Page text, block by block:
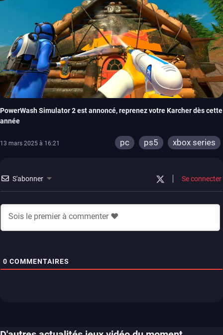
PowerWash Simulator 2 est annoncé, reprenez votre Karcher dès cette
année
13 mars 2025 à 16:21 pc ps5 xbox series
S'abonner Se connecter
0 COMMENTAIRES